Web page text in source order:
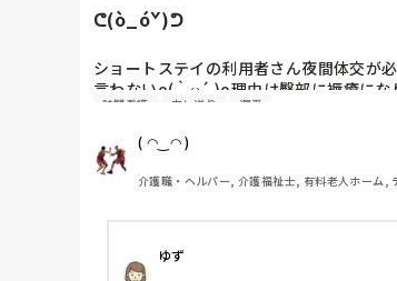
ᕦ(ò_óˇ)ᕤ
ショートステイの利用者さん夜間体交が
言わないo(｀ω´ )o理由は臀部に褥瘡にな
日勤から遅番への申し送りも無く、記録
てから何にもしてない事を訪室して発見す
かなりの赤みではあったがそれ以降体交し
見て朝には赤みは消えていたᕦ(ò_óˇ)ᕤ
早番に申し送りしたがノーコメント
看護師が対応した記録を読みながら次の
訪問看護 申し送り 遅番
( ◠‿◠ )
介護職・ヘルパー, 介護福祉士, 有料老人ホーム,
ゆず